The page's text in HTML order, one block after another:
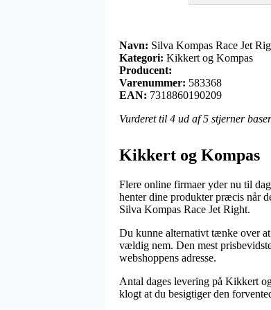
Navn: Silva Kompas Race Jet
Kategori: Kikkert og Kompas
Producent:
Varenummer: 583368
EAN: 7318860190209
Vurderet til 4 ud af 5 stjerner
Kikkert og Kompas
Flere online firmaer yder nu til
henter dine produkter præcis når
Silva Kompas Race Jet Right.
Du kunne alternativt tænke over
vældig nem. Den mest
webshoppens adresse.
Antal dages levering på Kikkert
klogt at du besigtiger den